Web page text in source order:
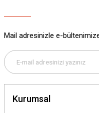
Bu ürüne benzer farklı
Mail adresinizle e-
Kurumsal